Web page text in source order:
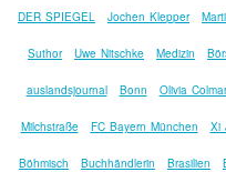
DER SPIEGEL Jochen Klepper
Suthor Uwe Nitschke Medizin
auslandsjournal Bonn Olivia
Milchstraße FC Bayern München Xi
Böhmisch Buchhändlerin Brasilien